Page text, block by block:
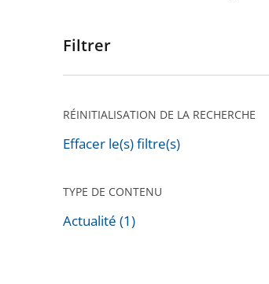
Passer
pour
après
Filtrer
RÉINITIALISATION DE LA RECHERCHE
Effacer le(s) filtre(s)
TYPE DE CONTENU
Actualité (1)